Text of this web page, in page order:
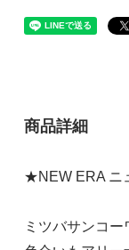
商品詳細
★NEW ERA ニ
ミツバサンコ
9,000円(税
9,000円(税
在庫：10